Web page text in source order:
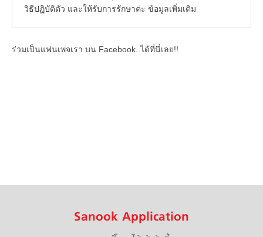
วิธีปฏิบัติตัว และให้รับการรักษาค่ะ ข้อมูลเพิ่มเติม
ร่วมเป็นแฟนเพจเรา บน Facebook..ได้ที่นี่เลย!!
Sanook Application